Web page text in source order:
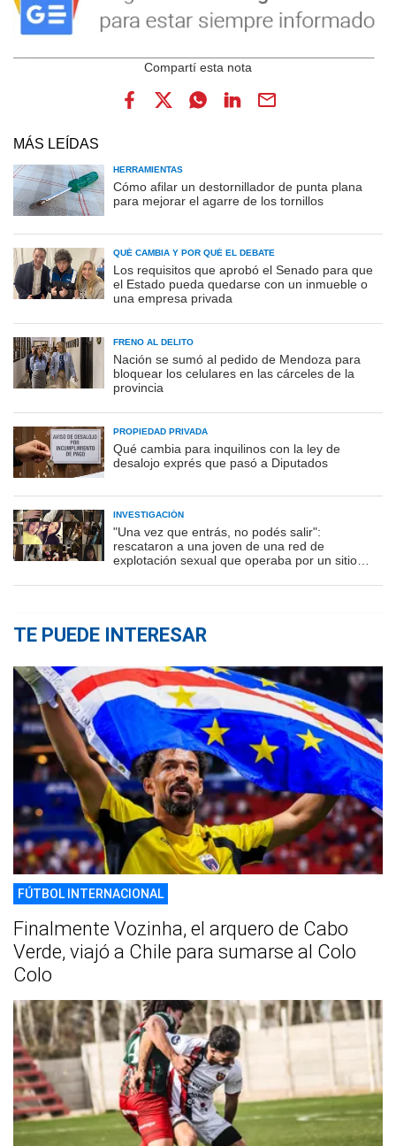
MÁS LEÍDAS
HERRAMIENTAS
Cómo afilar un destornillador de punta plana
para mejorar el agarre de los tornillos
QUÉ CAMBIA Y POR QUÉ EL DEBATE
Los requisitos que aprobó el Senado para que
el Estado pueda quedarse con un inmueble o
una empresa privada
FRENO AL DELITO
Nación se sumó al pedido de Mendoza para
bloquear los celulares en las cárceles de la
provincia
PROPIEDAD PRIVADA
Qué cambia para inquilinos con la ley de
desalojo exprés que pasó a Diputados
INVESTIGACIÓN
"Una vez que entrás, no podés salir":
rescataron a una joven de una red de
explotación sexual que operaba por un sitio
TE PUEDE INTERESAR
FÚTBOL INTERNACIONAL
Finalmente Vozinha, el arquero de Cabo
Verde, viajó a Chile para sumarse al Colo
Colo